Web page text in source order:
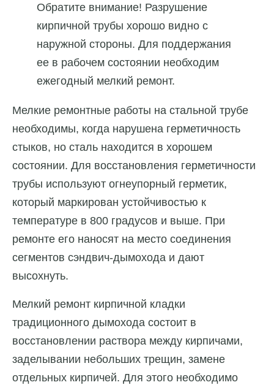
Обратите внимание! Разрушение
кирпичной трубы хорошо видно с
наружной стороны. Для поддержания
ее в рабочем состоянии необходим
ежегодный мелкий ремонт.
Мелкие ремонтные работы на стальной трубе
необходимы, когда нарушена герметичность
стыков, но сталь находится в хорошем
состоянии. Для восстановления герметичности
трубы используют огнеупорный герметик,
который маркирован устойчивостью к
температуре в 800 градусов и выше. При
ремонте его наносят на место соединения
сегментов сэндвич-дымохода и дают
высохнуть.
Мелкий ремонт кирпичной кладки
традиционного дымохода состоит в
восстановлении раствора между кирпичами,
заделывании небольших трещин, замене
отдельных кирпичей. Для этого необходимо